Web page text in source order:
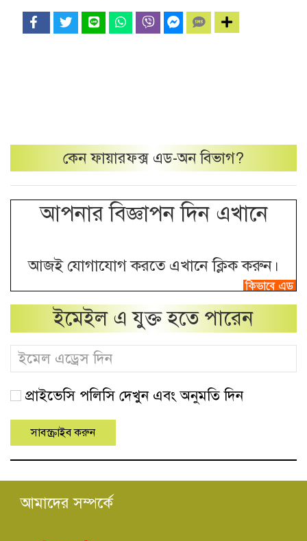
কেনফায়ারফক্স এড-অনবিভাগ?
আপনার বিজ্ঞাপন দিন এখানে
আজই যোগাযোগ করতে এখানে ক্লিক করুন।
ইমেইল এ যুক্ত হতে পারেন
প্রাইভেসি পলিসি দেখুন এবং অনুমতি দিন
আমাদের সম্পর্কে